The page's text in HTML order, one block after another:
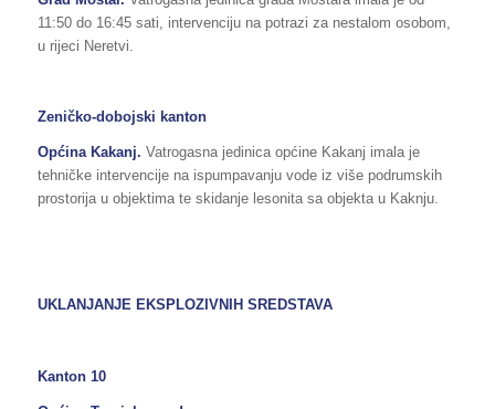
11:50 do 16:45 sati, intervenciju na potrazi za nestalom osobom,
u rijeci Neretvi.
Zeničko-dobojski kanton
Općina Kakanj. Vatrogasna jedinica općine Kakanj imala je
tehničke intervencije na ispumpavanju vode iz više podrumskih
prostorija u objektima te skidanje lesonita sa objekta u Kaknju.
UKLANJANJE EKSPLOZIVNIH SREDSTAVA
Kanton 10